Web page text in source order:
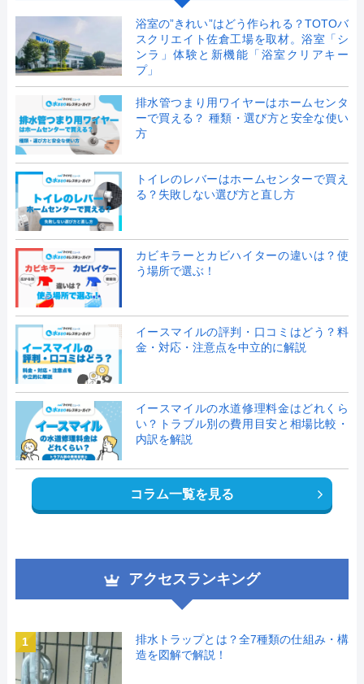
浴室の”きれい”はどう作られる？TOTOバ
スクリエイト佐倉工場を取材。浴室「シ
ンラ」体験と新機能「浴室クリアキー
プ」
排水管つまり用ワイヤーはホームセンタ
ーで買える？ 種類・選び方と安全な使い
方
トイレのレバーはホームセンターで買え
る？失敗しない選び方と直し方
カビキラーとカビハイターの違いは？使
う場所で選ぶ！
イースマイルの評判・口コミはどう？料
金・対応・注意点を中立的に解説
イースマイルの水道修理料金はどれくら
い？トラブル別の費用目安と相場比較・
内訳を解説
コラム一覧を見る
アクセスランキング
1
排水トラップとは？全7種類の仕組み・構
造を図解で解説！